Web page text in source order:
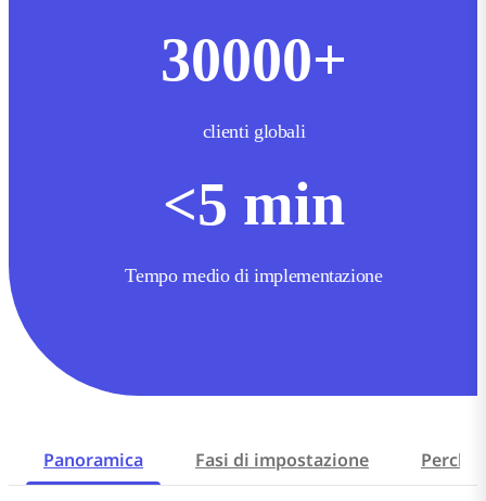
30000+
clienti globali
<5 min
Tempo medio di implementazione
Panoramica Fasi di impostazione Perché